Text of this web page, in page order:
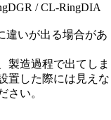
/ CL-RingDIA
違いが出る場合があ
製造過程で出てしま
置した際には見えな
さい。